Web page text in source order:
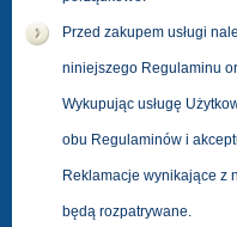
Przed zakupem usługi
niniejszego Regulaminu
Wykupując usługę
obu Regulaminów i
Reklamacje wynikające z
będą rozpatrywane.